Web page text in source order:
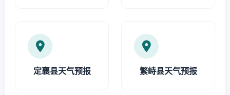
定襄县天气预报 繁峙县天气预报